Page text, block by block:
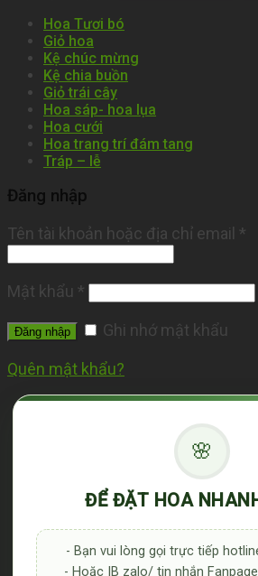
Hoa Tươi bó
Giỏ hoa
Kệ chúc mừng
Kệ chia buồn
Giỏ trái cây
Hoa sáp- hoa lụa
Hoa cưới
Hoa trang trí đám tang
Tráp – lễ
Đăng nhập
Tên tài khoản hoặc địa chỉ email *
Mật khẩu *
Đăng nhập Ghi nhớ mật khẩu
Quên mật khẩu?
🌸
ĐỂ ĐẶT HOA
- Bạn vui lòng gọi trực tiếp
- Hoặc IB zalo/ tin nhắn